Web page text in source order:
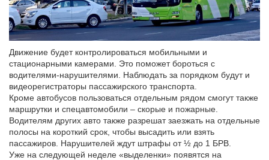
Движение будет контролироваться мобильными и
стационарными камерами. Это поможет бороться с
водителями-нарушителями. Наблюдать за порядком будут и
видеорегистраторы пассажирского транспорта.
Кроме автобусов пользоваться отдельным рядом смогут также
маршрутки и спецавтомобили – скорые и пожарные.
Водителям других авто также разрешат заезжать на отдельные
полосы на короткий срок, чтобы высадить или взять
пассажиров. Нарушителей ждут штрафы от ½ до 1 БРВ.
Уже на следующей неделе «выделенки» появятся на